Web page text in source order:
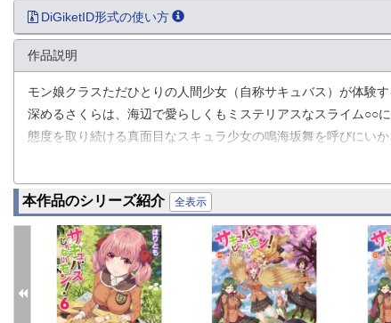
DiGiketID形式の使い方
作品説明
モン娘クラスただひとりの人間少女（自称サキュバス）が体験
深めるさくらは、海辺で愛らしくもミステリアスなスライム○○
態度を取り続ける真面目なスキュラ少女の鳴海坂舞を呼びにい
バスからの宣戦布告と解釈した舞はヌルヌルの触手でさくら
肉体が絡み合う第17話！
本作品のシリーズ紹介 全表示